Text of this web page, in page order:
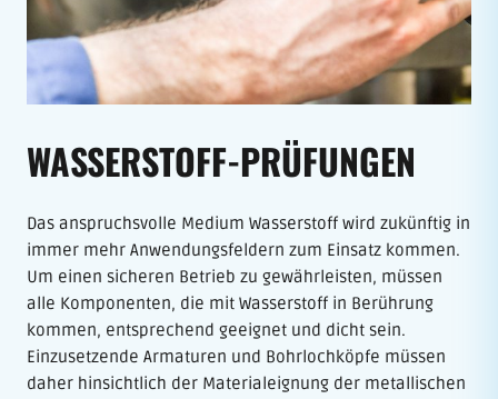
WASSERSTOFF-PRÜFUNGEN
Das anspruchsvolle Medium Wasserstoff wird zukünftig in
immer mehr Anwendungsfeldern zum Einsatz kommen.
Um einen sicheren Betrieb zu gewährleisten, müssen
alle Komponenten, die mit Wasserstoff in Berührung
kommen, entsprechend geeignet und dicht sein.
Einzusetzende Armaturen und Bohrlochköpfe müssen
daher hinsichtlich der Materialeignung der metallischen